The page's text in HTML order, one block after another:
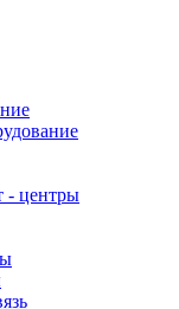
- центры